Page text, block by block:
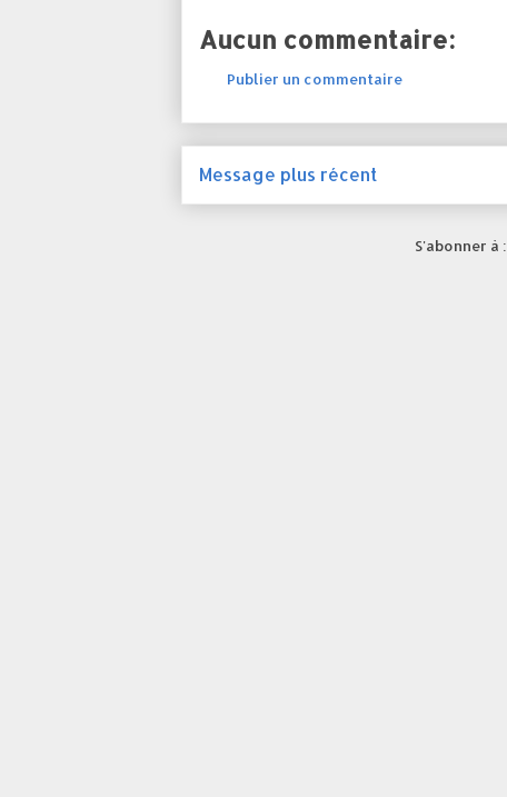
Aucun commentaire:
Publier un commentaire
Message plus récent
S'abonner à :